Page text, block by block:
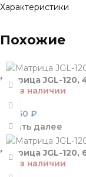
Характеристики
Похожие
Матрица JGL-
Нет в наличии
18 960 ₽
Читать далее
Матрица JGL-
Нет в наличии